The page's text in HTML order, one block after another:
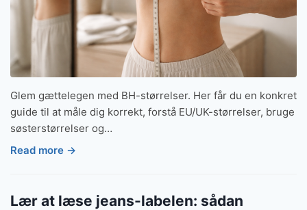
Glem gættelegen med BH-størrelser. Her får du en konkret
guide til at måle dig korrekt, forstå EU/UK-størrelser, bruge
søsterstørrelser og…
Read more →
Lær at læse jeans-labelen: sådan